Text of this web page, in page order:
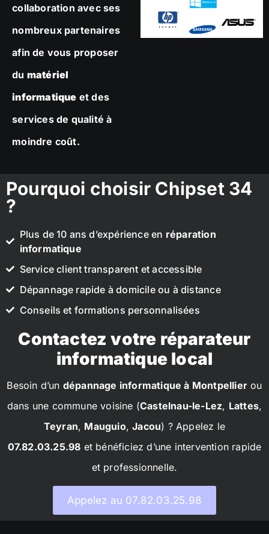
collaboration avec ses
nombreux partenaires
afin de vous proposer
du matériel
informatique et des
services de qualité à
moindre coût.
Pourquoi choisir Chipset 34
?
Plus de 10 ans d’expérience en réparation
informatique
Service client transparent et accessible
Dépannage rapide à domicile ou à distance
Conseils et formations personnalisées
Contactez votre réparateur
informatique local
Besoin d’un dépannage informatique à Montpellier ou
dans une commune voisine (Castelnau-le-Lez, Lattes,
Teyran, Mauguio,Jacou) ? Appelez le
07.82.03.25.98 et bénéficiez d’une intervention rapide
et professionnelle.
Appelez au 07.82.03.25.98